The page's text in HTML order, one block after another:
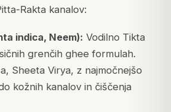
Rakta kanalov:
indica, Neem): Vodilno Tikta
grenčih ghee formulah.
Sheeta Virya, z najmočnejšo
kožnih kanalov in čiščenja